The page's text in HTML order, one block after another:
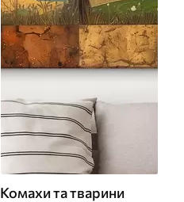
Комахи та тварини